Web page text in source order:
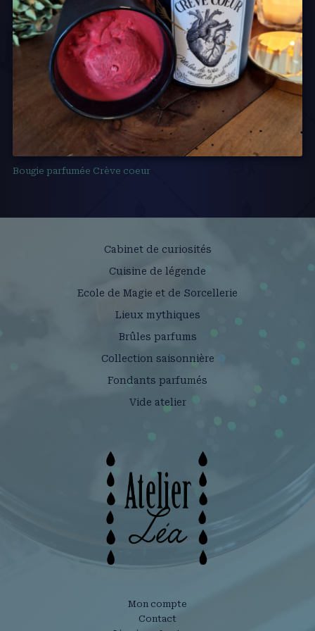
Bougie parfumée Crève coeur
Cabinet de curiosités
Cuisine de légende
Ecole de Magie et de Sorcellerie
Lieux mythiques
Brûles parfums
Collection saisonnière
Fondants parfumés
Vide atelier
Mon compte
Contact